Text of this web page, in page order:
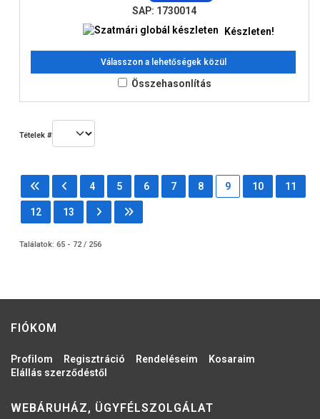
SAP: 1730014
Készleten!
Válasszon a lehetőségek közül
Összehasonlítás
Tételek #
4 5 6 7 8 9 10 11
12 13
Találatok: 65 - 72 / 256
FIÓKOM
Profilom Regisztráció Rendeléseim
Kosaraim
Elállás szerződéstől
WEBÁRUHÁZ, ÜGYFÉLSZOLGÁLAT